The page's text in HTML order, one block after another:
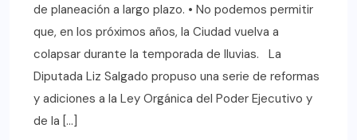
de planeación a largo plazo. • No podemos permitir
que, en los próximos años, la Ciudad vuelva a
colapsar durante la temporada de lluvias. La
Diputada Liz Salgado propuso una serie de reformas
y adiciones a la Ley Orgánica del Poder Ejecutivo y
de la […]